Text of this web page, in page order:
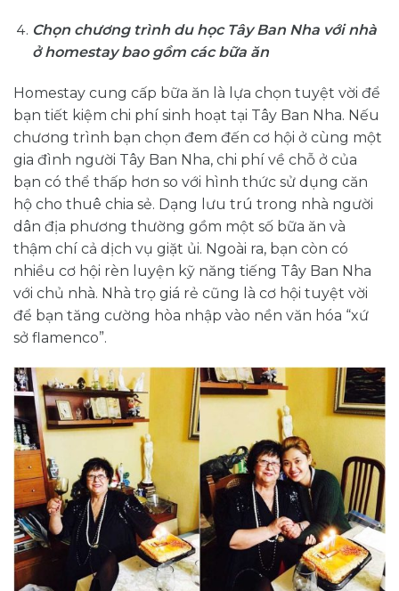
Chọn chương trình du học Tây Ban Nha với nhà
ở homestay bao gồm các bữa ăn
Homestay cung cấp bữa ăn là lựa chọn tuyệt vời để
bạn tiết kiệm chi phí sinh hoạt tại Tây Ban Nha. Nếu
chương trình bạn chọn đem đến cơ hội ở cùng một
gia đình người Tây Ban Nha, chi phí về chỗ ở của
bạn có thể thấp hơn so với hình thức sử dụng căn
hộ cho thuê chia sẻ. Dạng lưu trú trong nhà người
dân địa phương thường gồm một số bữa ăn và
thậm chí cả dịch vụ giặt ủi. Ngoài ra, bạn còn có
nhiều cơ hội rèn luyện kỹ năng tiếng Tây Ban Nha
với chủ nhà. Nhà trọ giá rẻ cũng là cơ hội tuyệt vời
để bạn tăng cường hòa nhập vào nền văn hóa “xứ
sở flamenco”.